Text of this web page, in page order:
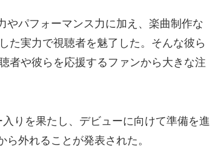
やパフォーマンス力に加え、楽曲制作な
た実力で視聴者を魅了した。そんな彼ら
者や彼らを応援するファンから大きな注
りを果たし、デビューに向けて準備を進
外れることが発表された。